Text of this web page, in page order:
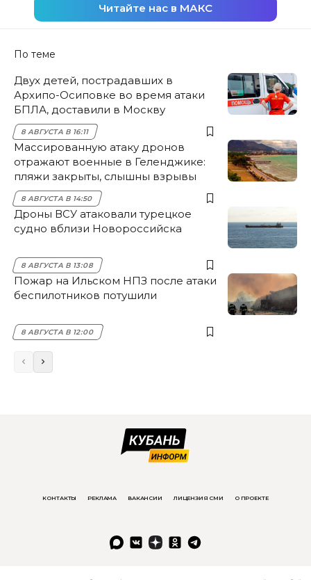
Читайте нас в МАКС
По теме
Двух детей, пострадавших в
Архипо-Осиповке во время атаки
БПЛА, доставили в Москву
8 АВГУСТА В 16:11
Массированную атаку дронов
отражают военные в Геленджике:
пляжи закрыты, слышны взрывы
8 АВГУСТА В 14:50
Дроны ВСУ атаковали турецкое
судно вблизи Новороссийска
8 АВГУСТА В 13:08
Пожар на Ильском НПЗ после атаки
беспилотников потушили
8 АВГУСТА В 12:00
КОНТАКТЫ РЕКЛАМА ВАКАНСИИ ЛИЦЕНЗИЯ СМИ О ПРОЕКТЕ